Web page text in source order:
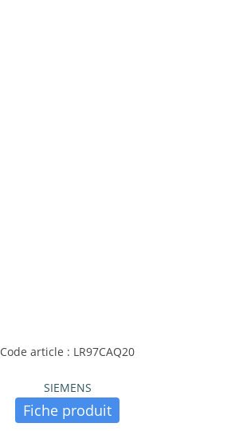
Code article : LR97CAQ20
SIEMENS
Fiche produit